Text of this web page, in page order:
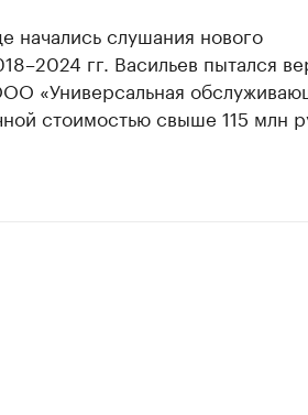
и продавцы медийной
начались слушания нового
гг. Васильев пытался
«Универсальная
стоимостью свыше 115 млн